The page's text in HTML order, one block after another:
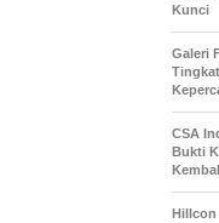
Kunci
Galeri
CSA
Bukti
Hillcon